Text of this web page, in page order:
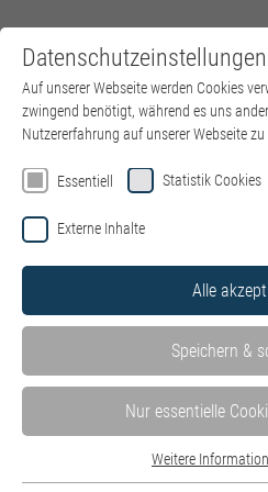
Willkommen auf der
kbo – Kliniken des
Oberbayern
Hier finden Sie alle Stellenangebote
Einrichtungen – wohnortnah in
die einzelnen Kliniken können Sie
Stellenangebote ganz einfach
Stellen der IT des Bezirks
Website der IT.
Bewerben Sie sich jetzt alsHR
Schwerpunkt P&I LOGA.
Datenschutzeinstellungen
Auf unserer Webseite werden Cookies
zwingend benötigt, während es uns
Nutzererfahrung auf unserer Webseite zu
Essentiell Statistik Cookies
Externe Inhalte
Alle
Speichern &
Nur essentielle
Weitere